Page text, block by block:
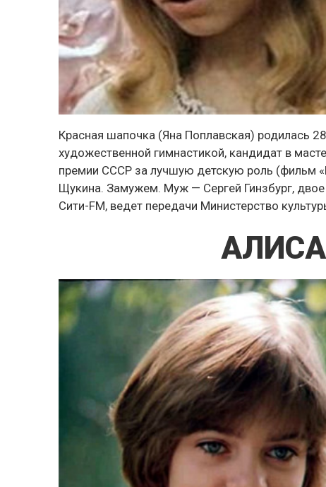
Красная шапочка (Яна Поплавская) родилась
художественной гимнастикой, кандидат в
премии СССР за лучшую детскую роль (фильм
Щукина. Замужем. Муж — Сергей Гинзбург,
Сити-FM, ведет передачи Министерство